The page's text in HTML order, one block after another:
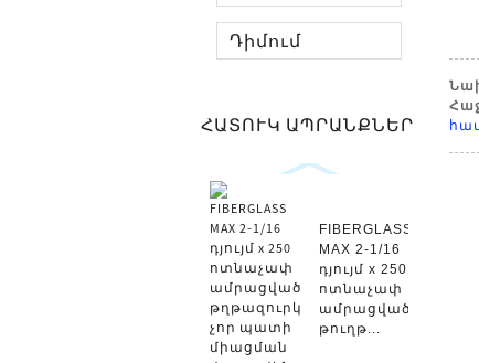
Դիմում
ՀԱՏՈՒԿ ԱՊՐԱՆՔՆԵՐ
FIBERGLASS
MAX 2-1/16
դյույմ x 250
ոտնաչափ
ամրացված
թուղթ...